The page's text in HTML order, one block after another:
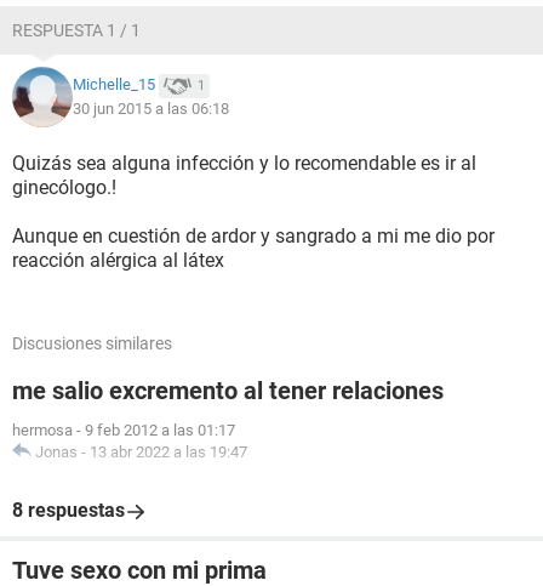
RESPUESTA 1 / 1
Michelle_15 1
30 jun 2015 a las 06:18
Quizás sea alguna infección y lo recomendable es ir al
ginecólogo.!
Aunque en cuestión de ardor y sangrado a mi me dio por
reacción alérgica al látex
Discusiones similares
me salio excremento al tener relaciones
hermosa - 9 feb 2012 a las 01:17
Jonas - 13 abr 2022 a las 19:47
8 respuestas
Tuve sexo con mi prima